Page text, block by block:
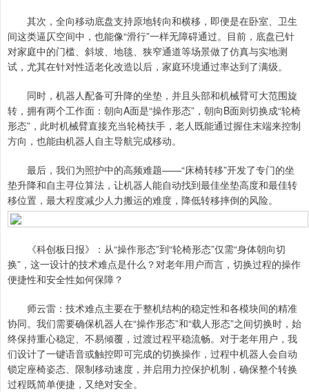
其次，全向移动底盘支持原地转向和横移，即便是在卧室、卫生
间这类逼仄空间中，也能像“滑行”一样无障碍通过。目前，底盘已针
对家庭中的门槛、斜坡、地毯、狭窄通道等场景做了仿真与实地测
试，尤其在针对性适老化改造以后，家庭环境通过率达到了满级。
同时，机器人配备可升降的坐垫，并且头部和机械臂可大范围旋
转，拥有两个工作面：朝向A面是“操作形态”，朝向B面则切换成“轮椅
形态”，此时机械臂直接充当轮椅扶手，老人既能通过握住末端来控制
方向，也能由机器人自主导航完成移动。
最后，我们为照护中的高频难题——“床椅转移”开发了专门的坐
垫升降和自主寻位算法，让机器人能自动找到最佳坐垫高度和最佳转
移位置，最大程度减少人力搬运的难度，降低转移摔倒的风险。
《科创板日报》：从“操作形态”到“轮椅形态”仅需“身体朝向切
换”，这一设计的技术难点是什么？对老年用户而言，切换过程的操作
便捷性和安全性如何保障？
师云雷：技术难点主要在于整机结构的稳定性和各模块间的精准
协同。我们需要确保机器人在“操作形态”和“载人形态”之间切换时，始
终保持重心稳定、不易倾覆，过渡过程平稳流畅。对于老年用户，我
们设计了一键语音或触控即可完成的切换操作，过程中机器人会自动
锁定座椅姿态、限制移动速度，并启用力控保护机制，确保整个转换
过程既简单便捷，又绝对安全。